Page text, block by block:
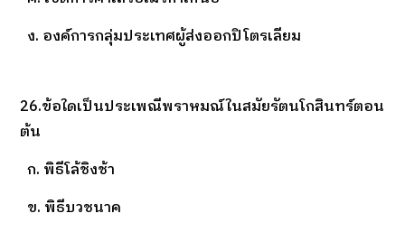
ง. องค์การกลุ่มประเทศผู้ส่งออกปิโตรเลียม
26.ข้อใดเป็นประเพณีพราหมณ์ในสมัยรัตนโกสินทร์ตอน
ต้น
ก. พิธีโล้ชิงช้า
ข. พิธีบวชนาค